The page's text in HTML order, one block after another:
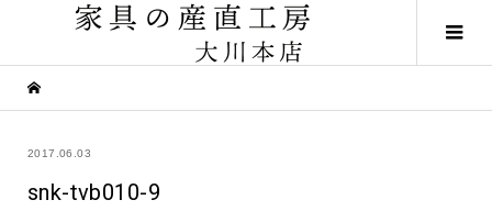
2017.06.03
snk-tvb010-9